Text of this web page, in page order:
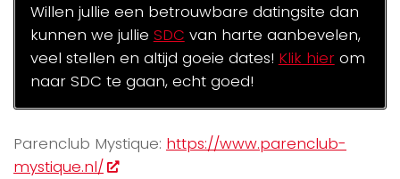
Willen jullie een betrouwbare datingsite dan
kunnen we jullie SDC van harte aanbevelen,
veel stellen en altijd goeie dates! Klik hierom
naar SDC te gaan, echt goed!
Parenclub Mystique: https://www.parenclub-
mystique.nl/